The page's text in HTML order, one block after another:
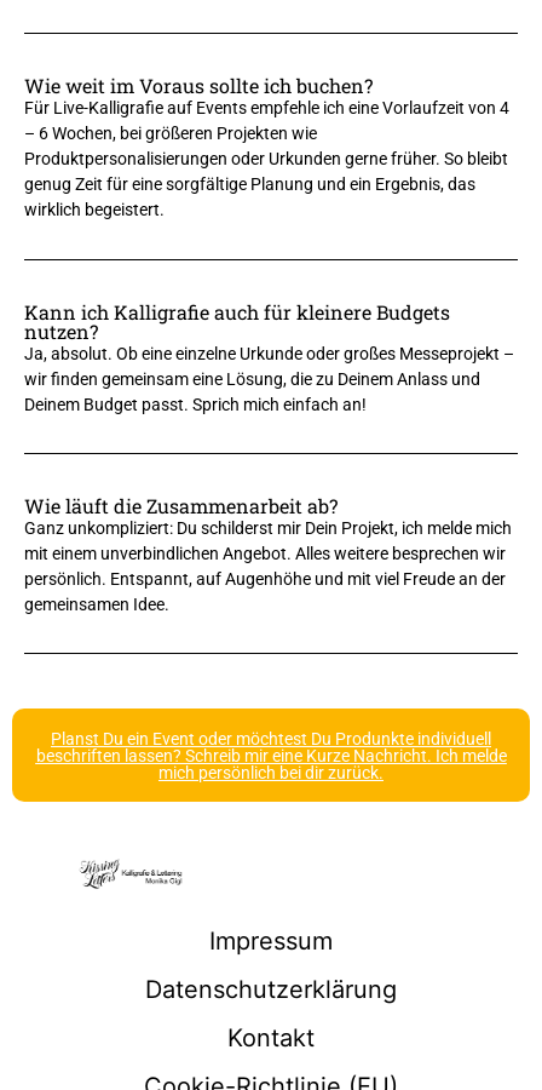
Wie weit im Voraus sollte ich buchen?
Für Live-Kalligrafie auf Events empfehle ich eine Vorlaufzeit von 4
– 6 Wochen, bei größeren Projekten wie
Produktpersonalisierungen oder Urkunden gerne früher. So bleibt
genug Zeit für eine sorgfältige Planung und ein Ergebnis, das
wirklich begeistert.
Kann ich Kalligrafie auch für kleinere Budgets
nutzen?
Ja, absolut. Ob eine einzelne Urkunde oder großes Messeprojekt –
wir finden gemeinsam eine Lösung, die zu Deinem Anlass und
Deinem Budget passt. Sprich mich einfach an!
Wie läuft die Zusammenarbeit ab?
Ganz unkompliziert: Du schilderst mir Dein Projekt, ich melde mich
mit einem unverbindlichen Angebot. Alles weitere besprechen wir
persönlich. Entspannt, auf Augenhöhe und mit viel Freude an der
gemeinsamen Idee.
Planst Du ein Event oder möchtest Du Produnkte individuell
beschriften lassen? Schreib mir eine Kurze Nachricht. Ich melde
mich persönlich bei dir zurück.
Impressum
Datenschutzerklärung
Kontakt